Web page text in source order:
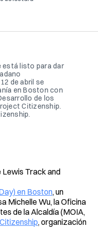
está listo para dar
de abril se
en Boston con
de los
Citizenship.
Lewis Track and
en Boston, un
Michelle Wu, la Oficina
de la Alcaldía (MOIA,
, organización